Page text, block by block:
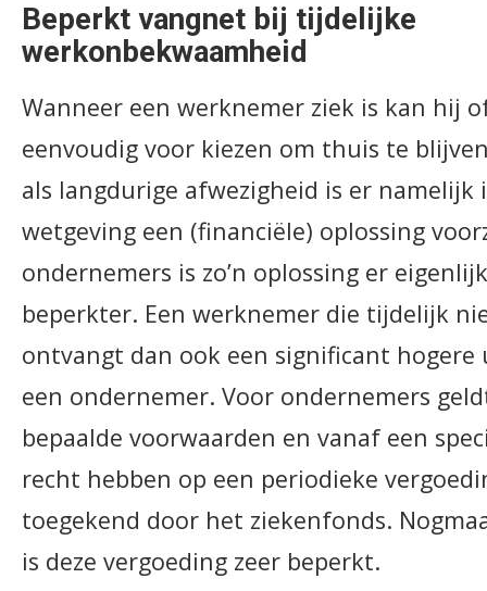
Beperkt vangnet bij tijdelijke
werkonbekwaamheid
Wanneer een werknemer ziek is kan hij
eenvoudig voor kiezen om thuis te
als langdurige afwezigheid is er namelijk
wetgeving een (financiële) oplossing
ondernemers is zo’n oplossing er
beperkter. Een werknemer die tijdelijk
ontvangt dan ook een significant
een ondernemer. Voor ondernemers
bepaalde voorwaarden en vanaf een
recht hebben op een periodieke
toegekend door het ziekenfonds.
is deze vergoeding zeer beperkt.